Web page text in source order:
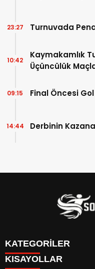
Turnuvada
23:27
Kaymakamlık
Üçüncülük
10:42
Final Öncesi Gol
09:15
Derbinin
14:44
KATEGORİLER
KISAYOLLAR